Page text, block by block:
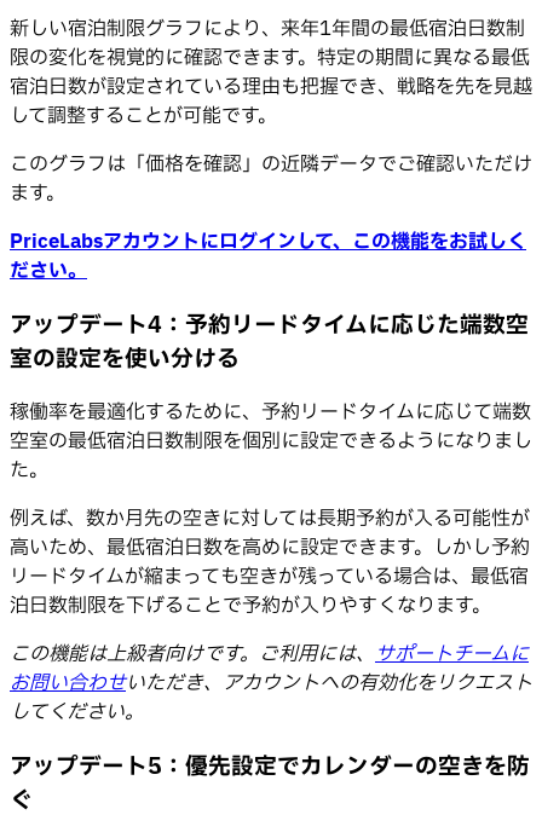
新しい宿泊制限グラフにより、来年1年間の最低宿泊日数制
限の変化を視覚的に確認できます。特定の期間に異なる最低
宿泊日数が設定されている理由も把握でき、戦略を先を見越
して調整することが可能です。
このグラフは「価格を確認」の近隣データでご確認いただけ
ます。
PriceLabsアカウントにログインして、この機能をお試しく
ださい。
アップデート4：予約リードタイムに応じた端数空
室の設定を使い分ける
稼働率を最適化するために、予約リードタイムに応じて端数
空室の最低宿泊日数制限を個別に設定できるようになりまし
た。
例えば、数か月先の空きに対しては長期予約が入る可能性が
高いため、最低宿泊日数を高めに設定できます。しかし予約
リードタイムが縮まっても空きが残っている場合は、最低宿
泊日数制限を下げることで予約が入りやすくなります。
この機能は上級者向けです。ご利用には、 サポートチームに
お問い合わせいただき、アカウントへの有効化をリクエスト
してください。
アップデート5：優先設定でカレンダーの空きを防
ぐ